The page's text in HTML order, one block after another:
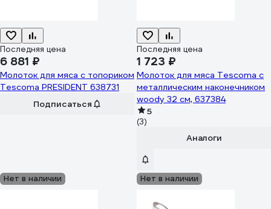
Последняя цена
6 881 ₽
Молоток для мяса с топориком
Tescoma PRESIDENT 638731
Подписаться
Последняя цена
1 723 ₽
Молоток для мяса Tescoma с
металлическим наконечником
woody 32 см, 637384
5
(3)
Аналоги
Нет в наличии Нет в наличии